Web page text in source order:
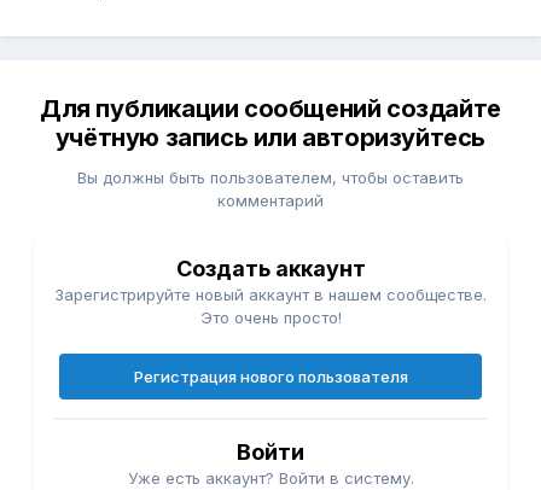
Для публикации сообщений создайте
учётную запись или авторизуйтесь
Вы должны быть пользователем, чтобы оставить
комментарий
Создать аккаунт
Зарегистрируйте новый аккаунт в нашем сообществе.
Это очень просто!
Регистрация нового пользователя
Войти
Уже есть аккаунт? Войти в систему.